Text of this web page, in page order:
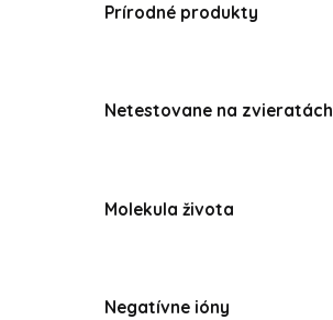
Prírodné produkty
Netestovane na zvieratách
Molekula života
Negatívne ióny